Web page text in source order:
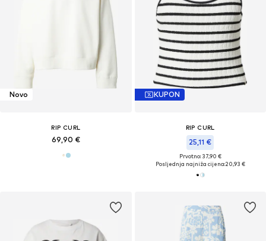
Novo
RIP CURL
69,90 €
KUPON
RIP CURL
25,11 €
Prvotno: 37,90 €
Posljednja najniža cijena:20,93 €